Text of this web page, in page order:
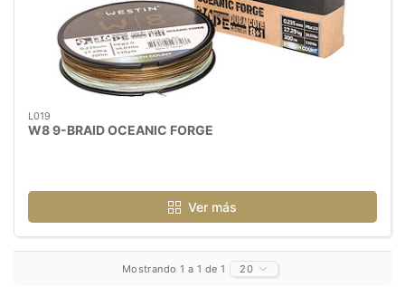
L019
W8 9-BRAID OCEANIC FORGE
Ver más
Mostrando 1 a 1 de 1 20